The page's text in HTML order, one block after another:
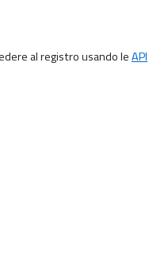
al registro usando leAPI